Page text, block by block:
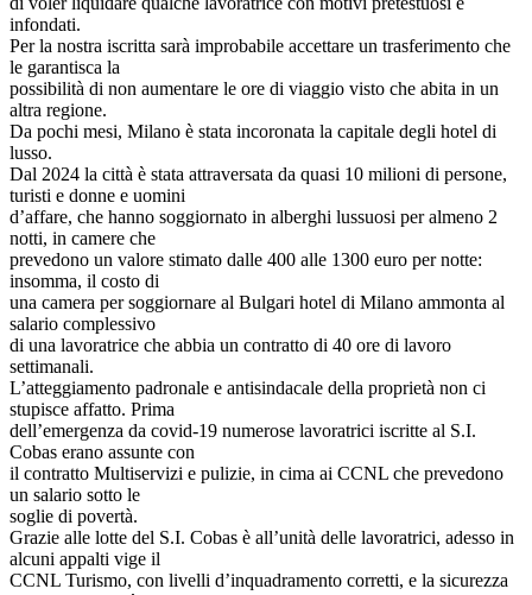
infondati.
Per la nostra iscritta sarà improbabile accettare un trasferimento che
le garantisca la
possibilità di non aumentare le ore di viaggio visto che abita in un
altra regione.
Da pochi mesi, Milano è stata incoronata la capitale degli hotel di
lusso.
Dal 2024 la città è stata attraversata da quasi 10 milioni di persone,
turisti e donne e uomini
d’affare, che hanno soggiornato in alberghi lussuosi per almeno 2
notti, in camere che
prevedono un valore stimato dalle 400 alle 1300 euro per notte:
insomma, il costo di
una camera per soggiornare al Bulgari hotel di Milano ammonta al
salario complessivo
di una lavoratrice che abbia un contratto di 40 ore di lavoro
settimanali.
L’atteggiamento padronale e antisindacale della proprietà non ci
stupisce affatto. Prima
dell’emergenza da covid-19 numerose lavoratrici iscritte al S.I.
Cobas erano assunte con
il contratto Multiservizi e pulizie, in cima ai CCNL che prevedono
un salario sotto le
soglie di povertà.
Grazie alle lotte del S.I. Cobas è all’unità delle lavoratrici, adesso in
alcuni appalti vige il
CCNL Turismo, con livelli d’inquadramento corretti, e la sicurezza